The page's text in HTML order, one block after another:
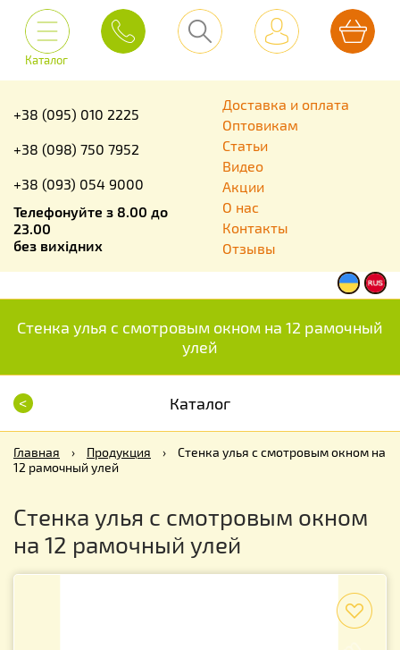
Каталог
+38 (095) 010 2225
+38 (098) 750 7952
+38 (093) 054 9000
Телефонуйте з 8.00 до
23.00
без вихідних
Доставка и оплата
Оптовикам
Статьи
Видео
Акции
О нас
Контакты
Отзывы
Стенка улья с смотровым окном на 12 рамочный
улей
< Каталог
Главная › Продукция ›
Стенка улья с смотровым окном на
12 рамочный улей
Стенка улья с смотровым окном
на 12 рамочный улей